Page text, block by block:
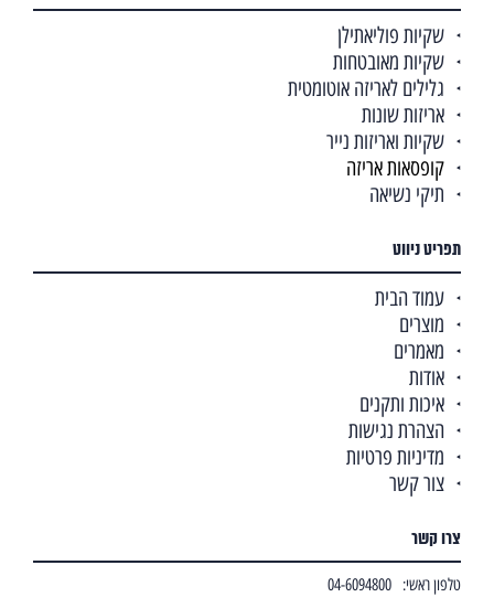
שקיות פוליאתילן
שקיות מאובטחות
גלילים לאריזה אוטומטית
אריזות שונות
שקיות ואריזות נייר
קופסאות אריזה
תיקי נשיאה
תפריט ניווט
עמוד הבית
מוצרים
מאמרים
אודות
איכות ותקנים
הצהרת נגישות
מדיניות פרטיות
צור קשר
צרו קשר
טלפון ראשי: 04-6094800